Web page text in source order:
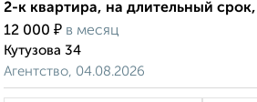
2-к квартира, на длительный
12 000 ₽ в месяц
Кутузова 34
Агентство, 04.08.2026